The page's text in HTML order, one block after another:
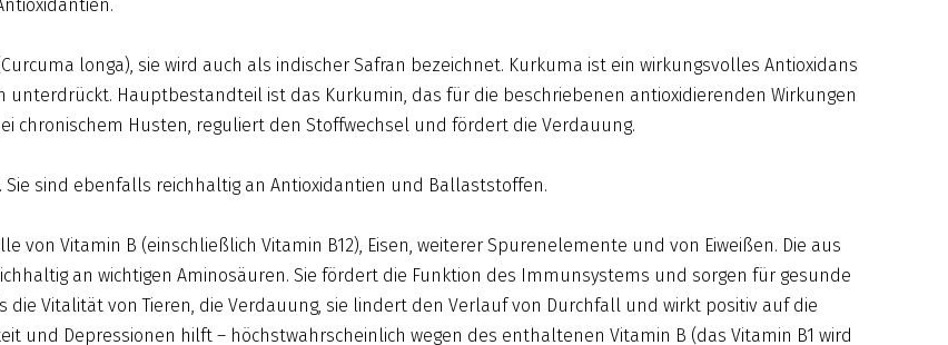
longa), sie wird auch als indischer Safran bezeichnet. Kurkuma ist ein wirkungsvolles Antioxidans
unterdrückt. Hauptbestandteil ist das Kurkumin, das für die beschriebenen antioxidierenden Wirkungen
chronischem Husten, reguliert den Stoffwechsel und fördert die Verdauung.
Sie sind ebenfalls reichhaltig an Antioxidantien und Ballaststoffen.
von Vitamin B (einschließlich Vitamin B12), Eisen, weiterer Spurenelemente und von Eiweißen. Die aus
an wichtigen Aminosäuren. Sie fördert die Funktion des Immunsystems und sorgen für gesunde
Vitalität von Tieren, die Verdauung, sie lindert den Verlauf von Durchfall und wirkt positiv auf die
und Depressionen hilft – höchstwahrscheinlich wegen des enthaltenen Vitamin B (das Vitamin B1 wird